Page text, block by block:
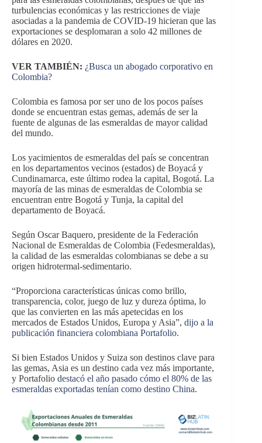
turbulencias económicas y las restricciones de viaje
asociadas a la pandemia de COVID-19 hicieran que las
exportaciones se desplomaran a solo 42 millones de
dólares en 2020.
VER TAMBIÉN: ¿Busca un abogado corporativo en
Colombia?
Colombia es famosa por ser uno de los pocos países
donde se encuentran estas gemas, además de ser la
fuente de algunas de las esmeraldas de mayor calidad
del mundo.
Los yacimientos de esmeraldas del país se concentran
en los departamentos vecinos (estados) de Boyacá y
Cundinamarca, este último rodea la capital, Bogotá. La
mayoría de las minas de esmeraldas de Colombia se
encuentran entre Bogotá y Tunja, la capital del
departamento de Boyacá.
Según Oscar Baquero, presidente de la Federación
Nacional de Esmeraldas de Colombia (Fedesmeraldas),
la calidad de las esmeraldas colombianas se debe a su
origen hidrotermal-sedimentario.
“Proporciona características únicas como brillo,
transparencia, color, juego de luz y dureza óptima, lo
que las convierten en las más apetecidas en los
mercados de Estados Unidos, Europa y Asia”, dijo a la
publicación financiera colombiana Portafolio.
Si bien Estados Unidos y Suiza son destinos clave para
las gemas, Asia es un destino cada vez más importante,
y Portafolio destacó el año pasado cómo el 80% de las
esmeraldas exportadas tenían como destino China.